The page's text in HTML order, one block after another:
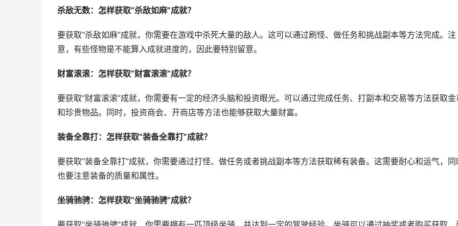
杀敌无数：怎样获取“杀敌如麻”成就？
要获取“杀敌如麻”成就，你需要在游戏中杀死大量的敌人。这可以通过刷怪、做任务和挑战副本等方法完成。注
意，有些怪物是不能算入成就进度的，因此要特别留意。
财富滚滚：怎样获取“财富滚滚”成就？
要获取“财富滚滚”成就，你需要有一定的经济头脑和投资眼光。可以通过完成任务、打副本和交易等方法获取金
和珍贵物品。同时，投资商会、开商店等方法也能够获取大量财富。
装备全靠打：怎样获取“装备全靠打”成就？
要获取“装备全靠打”成就，你需要通过打怪、做任务或者挑战副本等方法获取稀有装备。这需要耐心和运气，同
也要注意装备的质量和属性。
坐骑驰骋：怎样获取“坐骑驰骋”成就？